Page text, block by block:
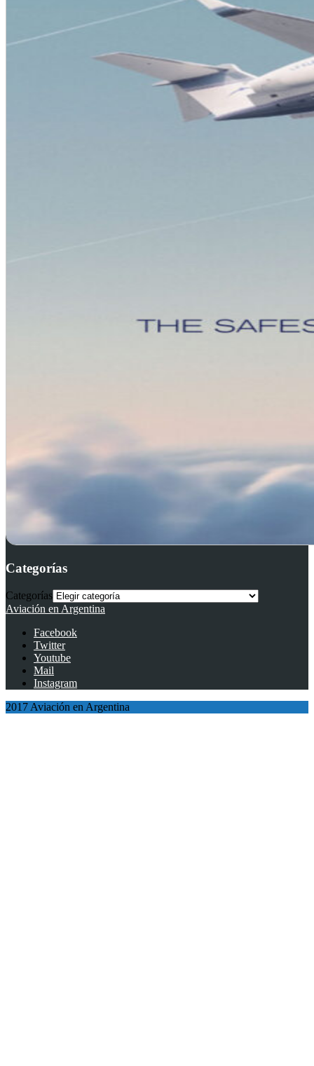
Categorías
Categorías
Aviación en Argentina
Facebook
Twitter
Youtube
Mail
Instagram
2017 Aviación en Argentina